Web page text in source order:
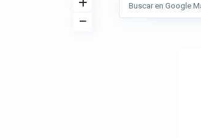
Ver